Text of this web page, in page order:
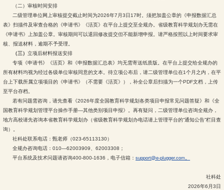
（二）审核时间安排
二级管理单位网上审核提交截止时间为2026年7月3日17时。须把加盖公章的《申报数据汇总
表》扫描件及审查合格的《申请书》《活页》在平台上提交至全规办。省级教育科学规划办无需在
《申请书》上加盖公章。审核期间可以退回修改提交但不能新增申报。请严格按照以上时间要求审
核、报送材料，逾期不予受理。
（三）立项后材料报送安排
专项《申请书》《活页》和《申报数据汇总表》均无需寄送纸质版。在平台上提交给全规办的
所有材料均视为经过各级单位审核同意的文本。待立项公布后，请二级管理单位在1个月之内，在平
台上下载所属立项项目的《申请书》（不需要《活页》），补全公章后扫描为一个PDF文档，上传
至平台存档。
若有问题需咨询，请先查看《2026年度全国教育科学规划各类项目申报常见问题答疑》和《全
国教育科学规划管理平台操作手册—其他类别项目申报》。再有疑问，二级管理单位咨询全规办，
地方高校请先咨询本省教育科学规划办（省级教育科学规划办电话请上管理平台的“通知公告”栏目查
询）。
社科处联系电话：甄老师（023-65113130）
全规办咨询电话：010—62003909、62003308；
平台系统及技术问题请咨询400-800-1636，电子信箱：support@e-plugger.com。
社科处
2026年6月3日